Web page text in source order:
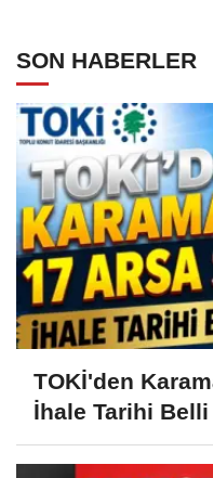
SON HABERLER
TOKİ'den
İhale Tarihi